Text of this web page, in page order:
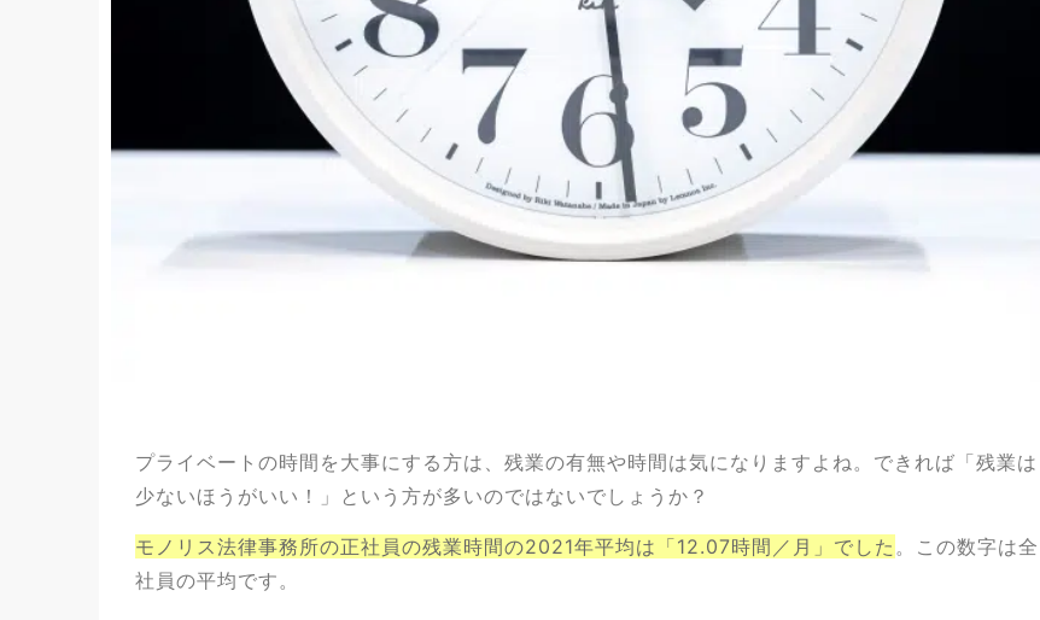
プライベートの時間を大事にする方は、残業の有無や時間は気になりますよね。できれば「残業は
少ないほうがいい！」という方が多いのではないでしょうか？
モノリス法律事務所の正社員の残業時間の2021年平均は「12.07時間／月」でした 。この数字は全
社員の平均です。